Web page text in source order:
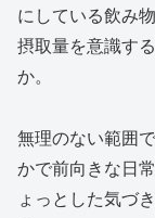
にしている飲み
摂取量を意識す
か。
無理のない範囲
かで前向きな日
ょっとした気づ